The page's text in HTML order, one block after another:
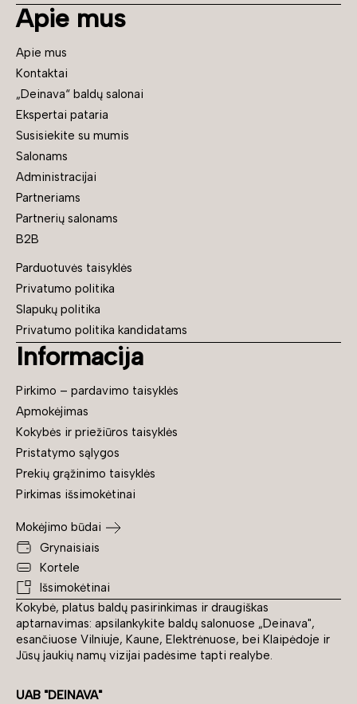
Kokybė, platus baldų pasirinkimas ir draugiškas
aptarnavimas: apsilankykite baldų salonuose „Deinava",
esančiuose Vilniuje, Kaune, Elektrėnuose, bei Klaipėdoje ir
Jūsų jaukių namų vizijai padėsime tapti realybe.
UAB "DEINAVA"
Apie mus
Apie mus
Kontaktai
„Deinava“ baldų salonai
Ekspertai pataria
Susisiekite su mumis
Salonams
Administracijai
Partneriams
Partnerių salonams
B2B
Parduotuvės taisyklės
Privatumo politika
Slapukų politika
Privatumo politika kandidatams
Informacija
Pirkimo – pardavimo taisyklės
Apmokėjimas
Kokybės ir priežiūros taisyklės
Pristatymo sąlygos
Prekių grąžinimo taisyklės
Pirkimas išsimokėtinai
Mokėjimo būdai
Grynaisiais
Kortele
Išsimokėtinai